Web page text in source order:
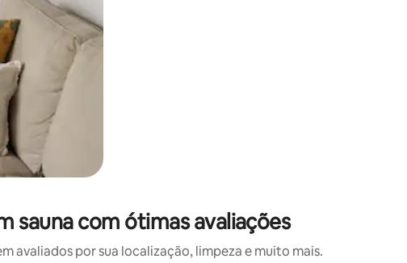
sauna com ótimas avaliações
avaliados por sua localização, limpeza e muito mais.